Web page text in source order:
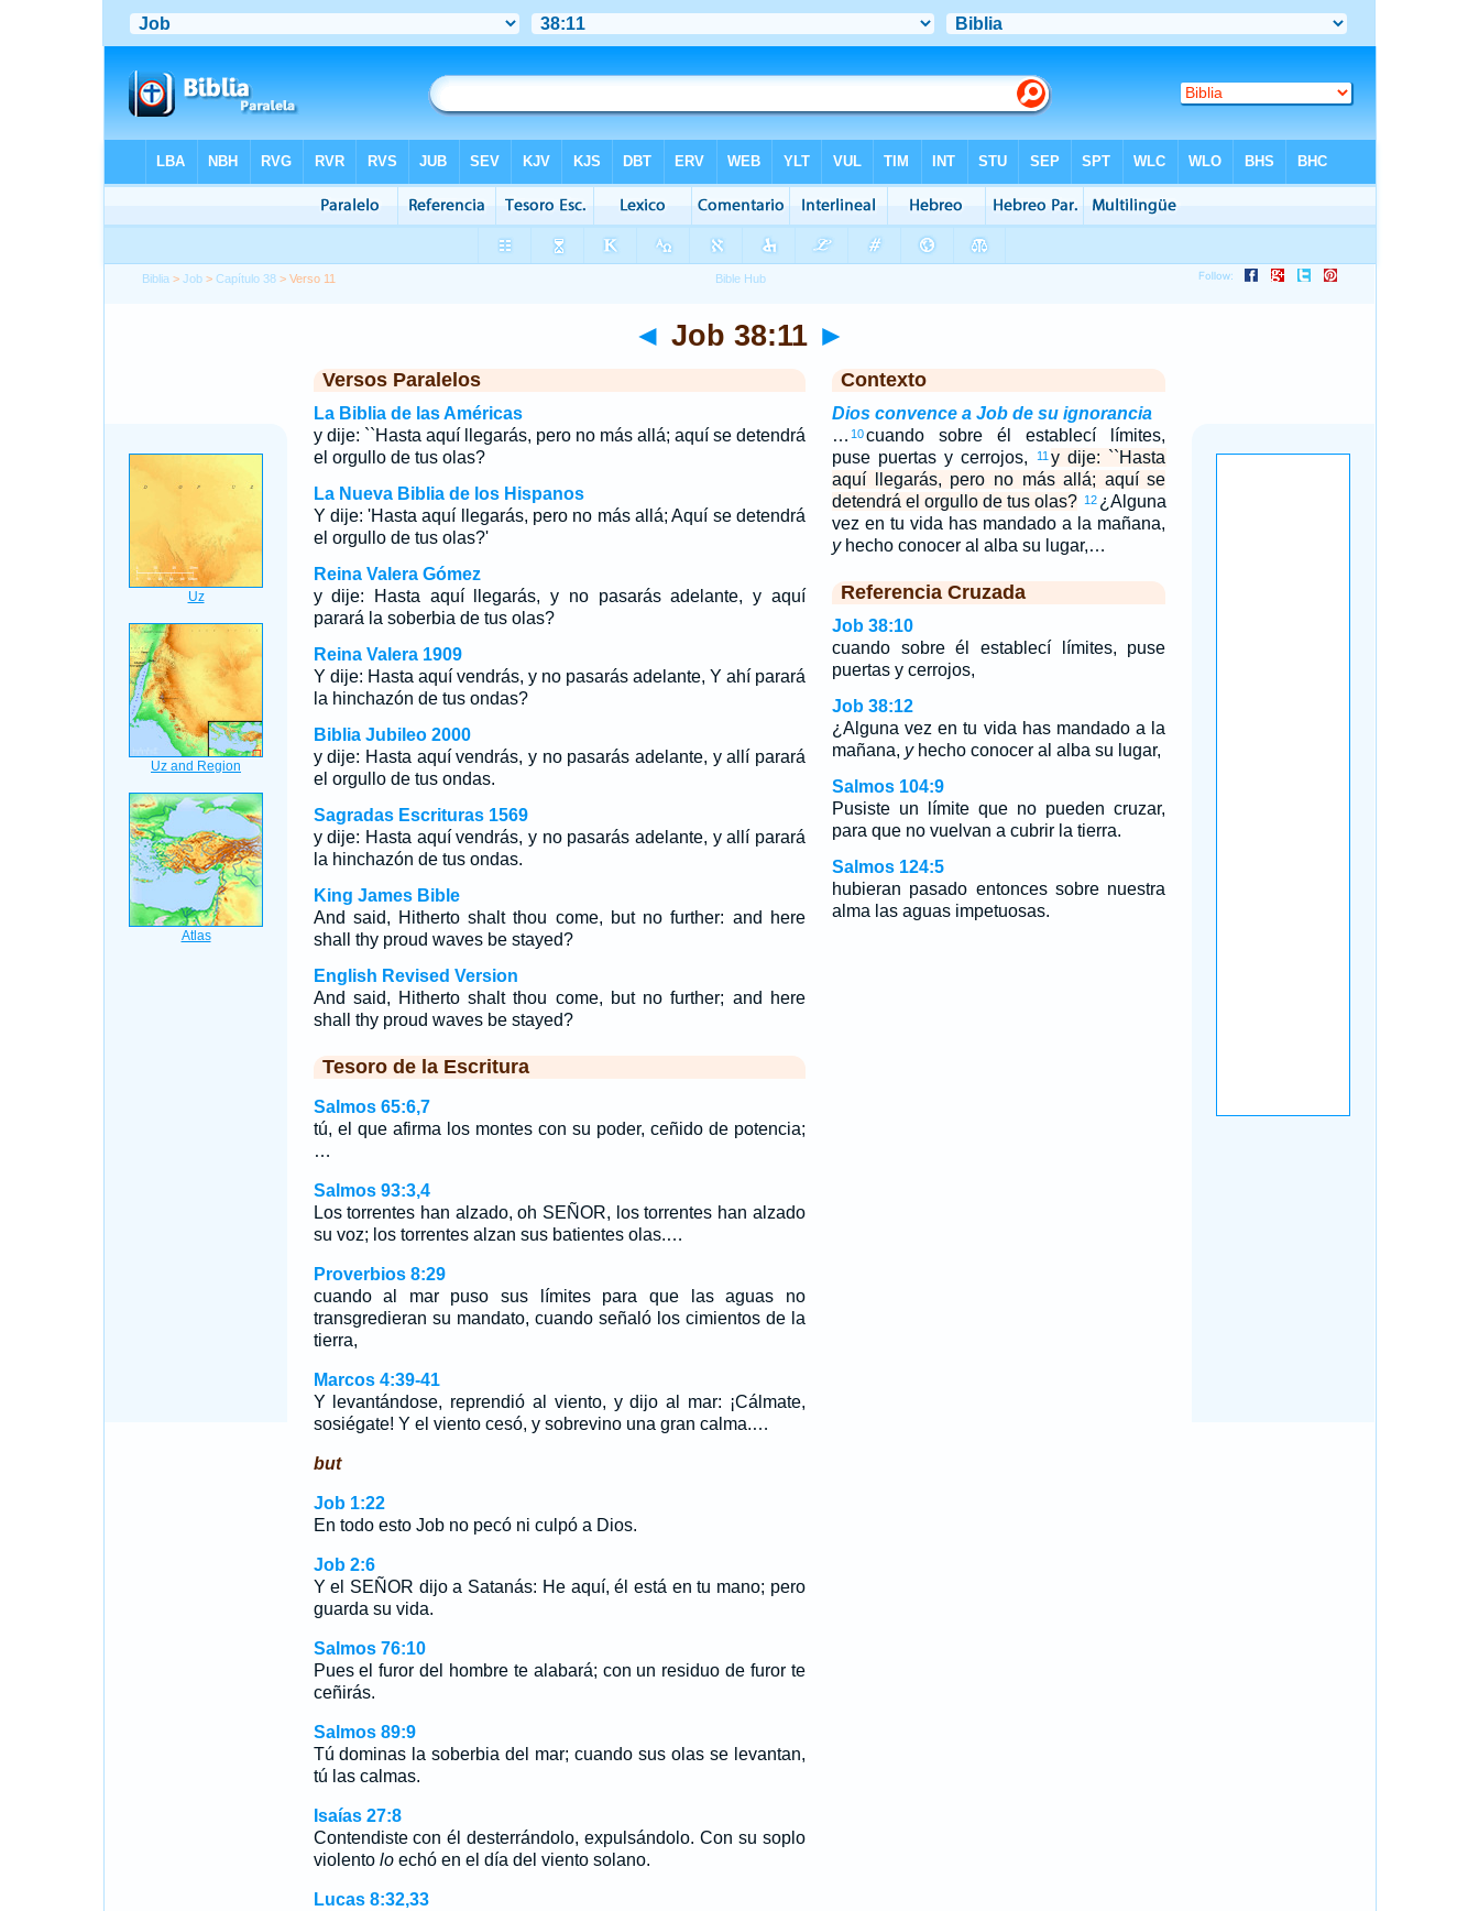
Biblia >Job >Capítulo 38 > Verso 11
◄ Job 38:11 ►
Versos Paralelos
La Biblia de las Américas
y dije: ``Hasta aquí llegarás, pero no más allá; aquí se detendrá
el orgullo de tus olas?
La Nueva Biblia de los Hispanos
Y dije: 'Hasta aquí llegarás, pero no más allá; Aquí se detendrá
el orgullo de tus olas?'
Reina Valera Gómez
y dije: Hasta aquí llegarás, y no pasarás adelante, y aquí
parará la soberbia de tus olas?
Reina Valera 1909
Y dije: Hasta aquí vendrás, y no pasarás adelante, Y ahí parará
la hinchazón de tus ondas?
Biblia Jubileo 2000
y dije: Hasta aquí vendrás, y no pasarás adelante, y allí parará
el orgullo de tus ondas.
Sagradas Escrituras 1569
y dije: Hasta aquí vendrás, y no pasarás adelante, y allí parará
la hinchazón de tus ondas.
King James Bible
And said, Hitherto shalt thou come, but no further: and here
shall thy proud waves be stayed?
English Revised Version
And said, Hitherto shalt thou come, but no further; and here
shall thy proud waves be stayed?
Tesoro de la Escritura
Salmos 65:6,7
tú, el que afirma los montes con su poder, ceñido de potencia;
…
Salmos 93:3,4
Los torrentes han alzado, oh SEÑOR, los torrentes han alzado
su voz; los torrentes alzan sus batientes olas.…
Proverbios 8:29
cuando al mar puso sus límites para que las aguas no
transgredieran su mandato, cuando señaló los cimientos de la
tierra,
Marcos 4:39-41
Y levantándose, reprendió al viento, y dijo al mar: ¡Cálmate,
sosiégate! Y el viento cesó, y sobrevino una gran calma.…
but
Job 1:22
En todo esto Job no pecó ni culpó a Dios.
Job 2:6
Y el SEÑOR dijo a Satanás: He aquí, él está en tu mano; pero
guarda su vida.
Salmos 76:10
Pues el furor del hombre te alabará; con un residuo de furor te
ceñirás.
Salmos 89:9
Tú dominas la soberbia del mar; cuando sus olas se levantan,
tú las calmas.
Isaías 27:8
Contendiste con él desterrándolo, expulsándolo. Con su soplo
violento loechó en el día del viento solano.
Lucas 8:32,33
Contexto
Dios convence a Job de su ignorancia
… 10cuando sobre él establecí límites,
puse puertas y cerrojos,
11 y dije: ``Hasta
aquí llegarás, pero no más allá; aquí se
detendrá el orgullo de tus olas? 12 ¿Alguna
vez en tu vida has mandado a la mañana,
yhecho conocer al alba su lugar,…
Referencia Cruzada
Job 38:10
cuando sobre él establecí límites, puse
puertas y cerrojos,
Job 38:12
¿Alguna vez en tu vida has mandado a la
mañana, yhecho conocer al alba su lugar,
Salmos 104:9
Pusiste un límite que no pueden cruzar,
para que no vuelvan a cubrir la tierra.
Salmos 124:5
hubieran pasado entonces sobre nuestra
alma las aguas impetuosas.